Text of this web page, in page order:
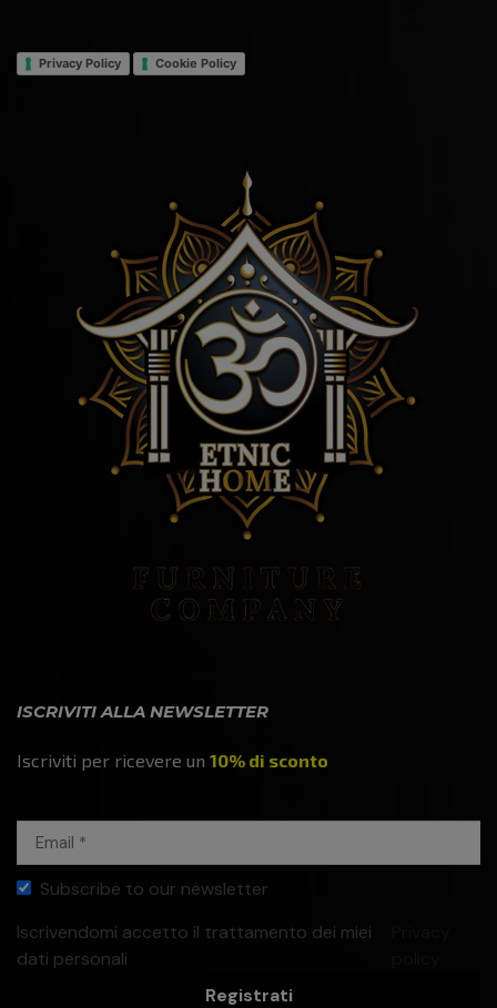
Privacy Policy Cookie Policy
ISCRIVITI ALLA NEWSLETTER
Iscriviti per ricevere un 10% di sconto
Subscribe to our newsletter
Iscrivendomi accetto il trattamento dei miei
dati personali
Registrati